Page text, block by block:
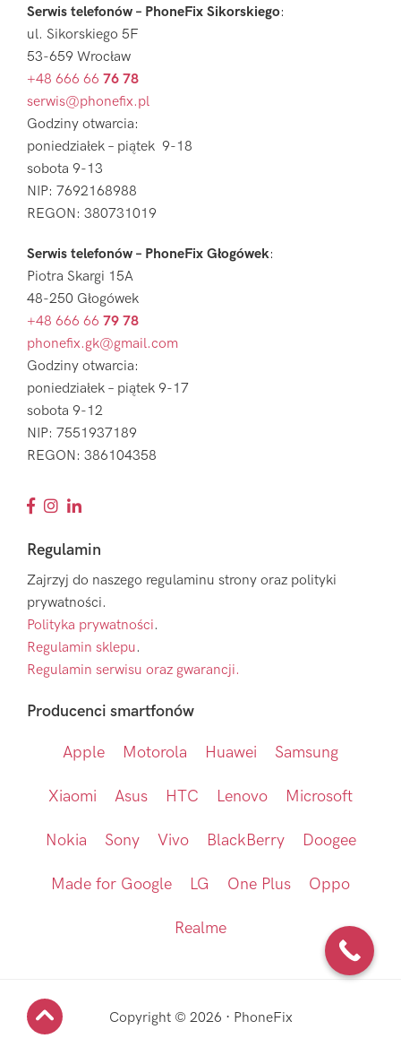
Serwis telefonów – PhoneFix Sikorskiego:
ul. Sikorskiego 5F
53-659 Wrocław
+48 666 66 76 78
serwis@phonefix.pl
Godziny otwarcia:
poniedziałek – piątek 9-18
sobota 9-13
NIP: 7692168988
REGON: 380731019
Serwis telefonów – PhoneFix Głogówek:
Piotra Skargi 15A
48-250 Głogówek
+48 666 66 79 78
phonefix.gk@gmail.com
Godziny otwarcia:
poniedziałek – piątek 9-17
sobota 9-12
NIP: 7551937189
REGON: 386104358
Regulamin
Zajrzyj do naszego regulaminu strony oraz polityki
prywatności.
Polityka prywatności.
Regulamin sklepu.
Regulamin serwisu oraz gwarancji.
Producenci smartfonów
Apple Motorola Huawei Samsung
Xiaomi Asus HTC Lenovo Microsoft
Nokia Sony Vivo BlackBerry Doogee
Made for Google LG One Plus Oppo
Realme
Copyright © 2026 · PhoneFix